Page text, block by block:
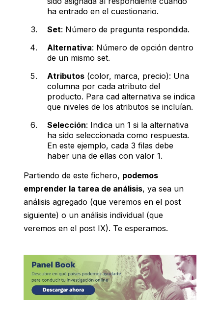
ha entrado en el cuestionario.
Set: Número de pregunta respondida.
Alternativa: Número de opción dentro
de un mismo set.
Atributos (color, marca, precio): Una
columna por cada atributo del
producto. Para cad alternativa se indica
que niveles de los atributos se incluían.
Selección: Indica un 1 si la alternativa
ha sido seleccionada como respuesta.
En este ejemplo, cada 3 filas debe
haber una de ellas con valor 1.
Partiendo de este fichero, podemos
emprender la tarea de análisis, ya sea un
análisis agregado (que veremos en el post
siguiente) o un análisis individual (que
veremos en el post IX). Te esperamos.